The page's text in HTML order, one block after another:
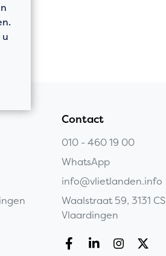
Contact
010 - 460 19 00
WhatsApp
info@vlietlanden.info
Waalstraat 59, 3131 CS
Vlaardingen